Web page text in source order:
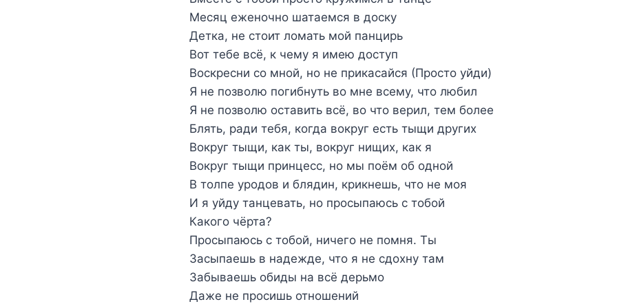
Месяц еженочно шатаемся в доску
Детка, не стоит ломать мой панцирь
Вот тебе всё, к чему я имею доступ
Воскресни со мной, но не прикасайся (Просто уйди)
Я не позволю погибнуть во мне всему, что любил
Я не позволю оставить всё, во что верил, тем более
Блять, ради тебя, когда вокруг есть тыщи других
Вокруг тыщи, как ты, вокруг нищих, как я
Вокруг тыщи принцесс, но мы поём об одной
В толпе уродов и блядин, крикнешь, что не моя
И я уйду танцевать, но просыпаюсь с тобой
Какого чёрта?
Просыпаюсь с тобой, ничего не помня. Ты
Засыпаешь в надежде, что я не сдохну там
Забываешь обиды на всё дерьмо
Даже не просишь отношений